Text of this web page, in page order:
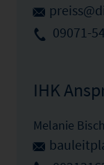
09071-
IHK
Melanie